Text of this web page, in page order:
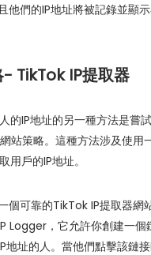
他們的IP地址將被記錄並顯
TikTok IP提取器
的IP地址的另一種方法是嘗
站策略。這種方法涉及使用
用戶的IP地址。
個可靠的TikTok IP提取器網
Logger，它允許你創建一個
地址的人。當他們點擊該鏈